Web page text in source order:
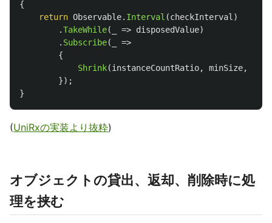
{
return Observable. Interval (checkInterval )
.TakeWhile( => disposedValue)
. Subscribe(
=>
{
Shrink(instanceCountRatio, minSize,
});
}
(UniRxの実装より抜粋)
オブジェクトの貸出、返却、削除時に処
理を挟む